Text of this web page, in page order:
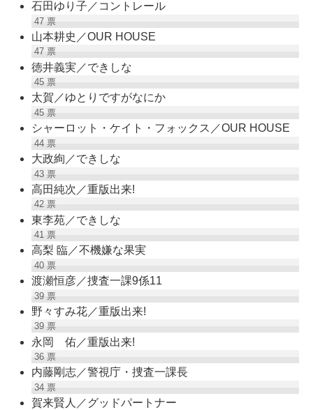
石田ゆり子／コントレール
47票
山本耕史／OUR HOUSE
47票
徳井義実／できしな
45票
太賀／ゆとりですがなにか
45票
シャーロット・ケイト・フォックス／OUR HOUSE
44票
大政絢／できしな
43票
高田純次／重版出来!
42票
東李苑／できしな
41票
高梨 臨／不機嫌な果実
40票
渡瀬恒彦／捜査一課9係11
39票
野々すみ花／重版出来!
39票
永岡 佑／重版出来!
36票
内藤剛志／警視庁・捜査一課長
34票
賀来賢人／グッドパートナー